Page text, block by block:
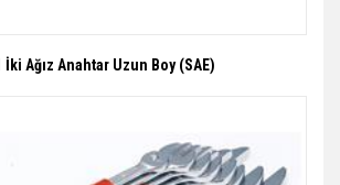
İki Ağız Anahtar Uzun Boy (SAE)